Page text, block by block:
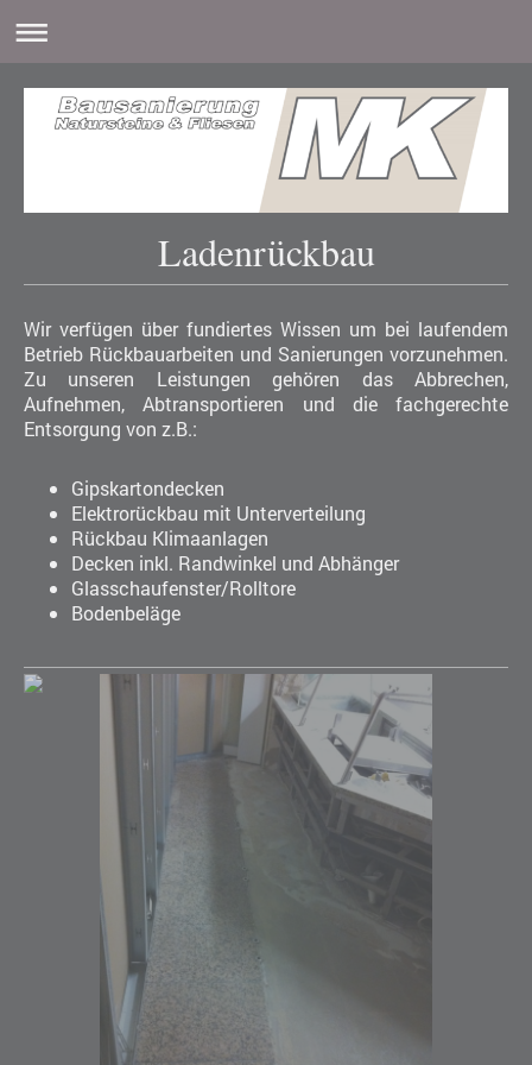
Ladenrückbau
Wir verfügen über fundiertes Wissen um bei laufendem
Betrieb Rückbauarbeiten und Sanierungen vorzunehmen.
Zu unseren Leistungen gehören das Abbrechen,
Aufnehmen, Abtransportieren und die fachgerechte
Entsorgung von z.B.:
Gipskartondecken
Elektrorückbau mit Unterverteilung
Rückbau Klimaanlagen
Decken inkl. Randwinkel und Abhänger
Glasschaufenster/Rolltore
Bodenbeläge